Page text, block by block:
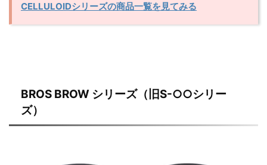
CELLULOIDシリーズの商品一覧を見てみる
BROS BROW シリーズ（旧S-○○シリー
ズ）